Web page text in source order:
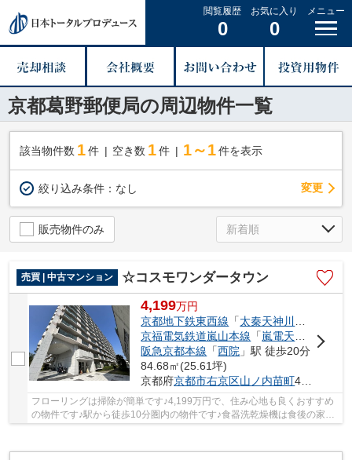
閲覧履歴
0
お気に入り
0
メニュー
京都葛野郵便局の周辺物件一覧
該当物件数 1件 空き数 1 件 1～1 件を表示
絞り込み条件： なし 変更
販売物件のみ
売買 | 中古マンション ☆コスモワンダータウン
4,199万円
京都地下鉄東西線 「太秦天神川
京福電気鉄道嵐山本線 「嵐電天神川
」駅
阪急京都本線 「西院 」駅 徒歩20分
84.68㎡(25.61坪)
京都府京都市右京区山ノ内苗町40-1
フローリングは掃除が簡単です♪4,199万円で、住み心地も良くおすすめ
の物件です♪駅から徒歩10分圏内の物件です♪食器洗乾燥機は食後の家事